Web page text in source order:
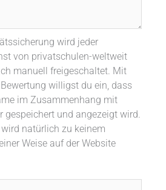
wird jeder
von privatschulen-weltweit
manuell freigeschaltet. Mit
willigst du ein, dass
im Zusammenhang mit
gespeichert und angezeigt wird.
wird natürlich zu keinem
Weise auf der Website